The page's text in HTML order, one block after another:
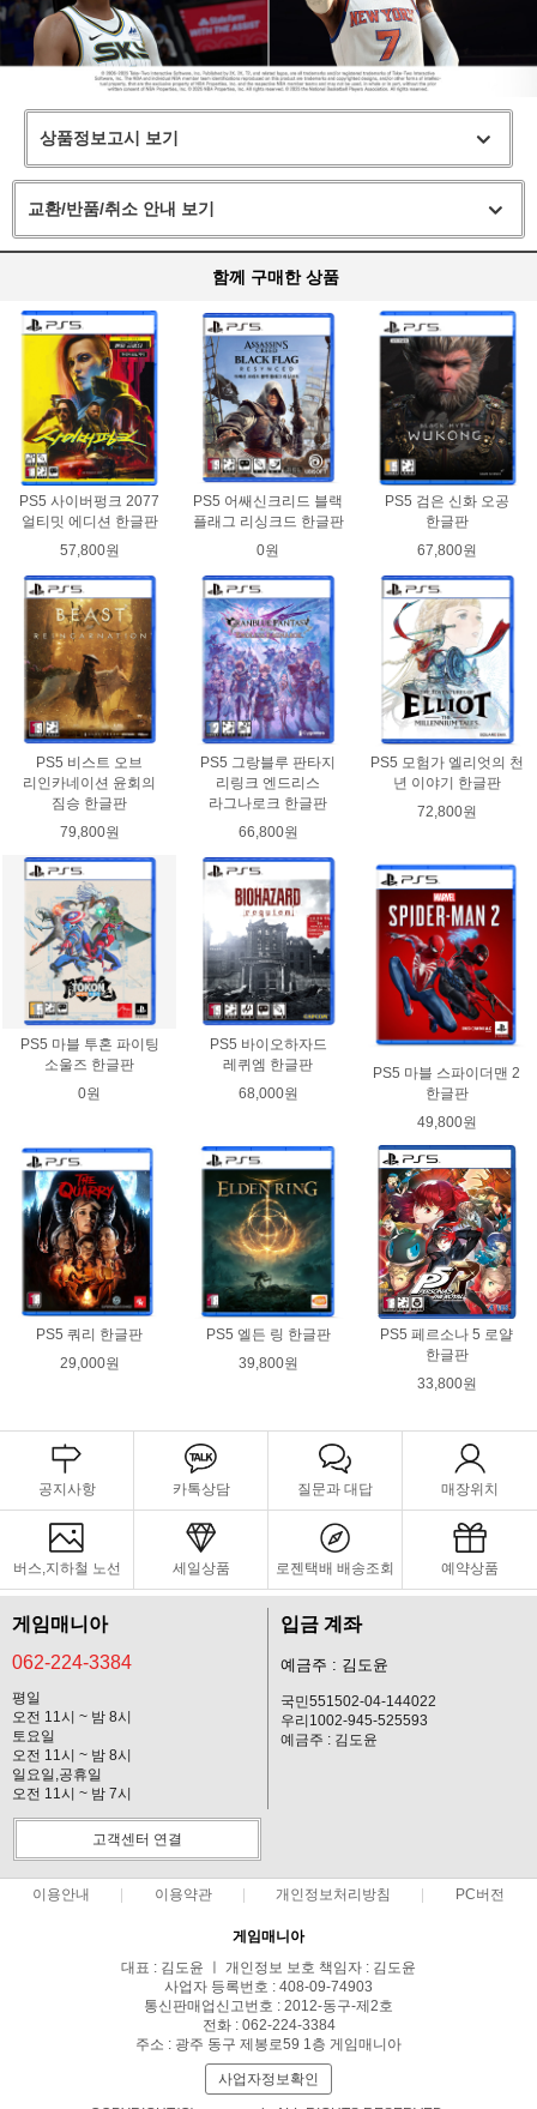
상품정보고시 보기
교환/반품/취소 안내 보기
함께 구매한 상품
PS5 사이버펑크 2077
얼티밋 에디션 한글판
57,800원
PS5 어쌔신크리드 블랙
플래그 리싱크드 한글판
0원
PS5 검은 신화 오공
한글판
67,800원
PS5 비스트 오브
리인카네이션 윤회의
짐승 한글판
79,800원
PS5 그랑블루 판타지
리링크 엔드리스
라그나로크 한글판
66,800원
PS5 모험가 엘리엇의 천
년 이야기 한글판
72,800원
PS5 마블 투혼 파이팅
소울즈 한글판
0원
PS5 바이오하자드
레퀴엠 한글판
68,000원
PS5 마블 스파이더맨 2
한글판
49,800원
PS5 쿼리 한글판
29,000원
PS5 엘든 링 한글판
39,800원
PS5 페르소나 5 로얄
한글판
33,800원
공지사항 카톡상담 질문과 대답 매장위치
버스,지하철 노선 세일상품 로젠택배 배송조회 예약상품
게임매니아
062-224-3384
평일
오전 11시 ~ 밤 8시
토요일
오전 11시 ~ 밤 8시
일요일,공휴일
오전 11시 ~ 밤 7시
입금 계좌
예금주 : 김도윤
국민551502-04-144022
우리1002-945-525593
예금주 : 김도윤
고객센터 연결
이용안내 이용약관 개인정보처리방침 PC버전
게임매니아
대표 : 김도윤 ㅣ 개인정보 보호 책임자 : 김도윤
사업자 등록번호 : 408-09-74903
통신판매업신고번호 : 2012-동구-제2호
전화 : 062-224-3384
주소 : 광주 동구 제봉로59 1층 게임매니아
사업자정보확인